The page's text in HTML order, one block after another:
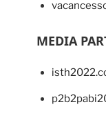
MEDIA